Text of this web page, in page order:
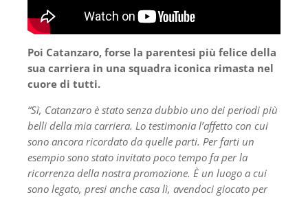
Poi Catanzaro, forse la parentesi più felice della
sua carriera in una squadra iconica rimasta nel
cuore di tutti.
“Sì, Catanzaro è stato senza dubbio uno dei periodi più
belli della mia carriera. Lo testimonia l’affetto con cui
sono ancora ricordato da quelle parti. Per farti un
esempio sono stato invitato poco tempo fa per la
ricorrenza della nostra promozione. È un luogo a cui
sono legato, presi anche casa lì, avendoci giocato per